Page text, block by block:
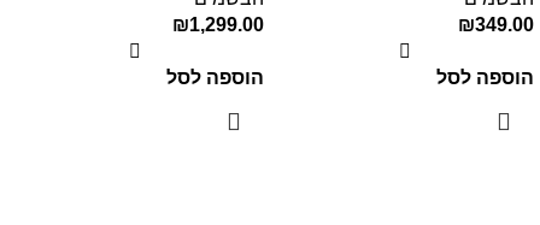
₪349.00
הוספה לסל
₪1,299.00
הוספה לסל